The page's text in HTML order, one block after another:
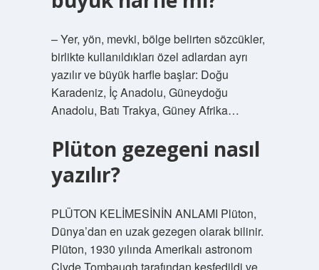
– Yer, yön, mevki, bölge belirten sözcükler,
birlikte kullanıldıkları özel adlardan ayrı
yazılır ve büyük harfle başlar: Doğu
Karadeniz, İç Anadolu, Güneydoğu
Anadolu, Batı Trakya, Güney Afrika…
Plüton gezegeni nasıl
yazılır?
PLÜTON KELİMESİNİN ANLAMI Plüton,
Dünya’dan en uzak gezegen olarak bilinir.
Plüton, 1930 yılında Amerikalı astronom